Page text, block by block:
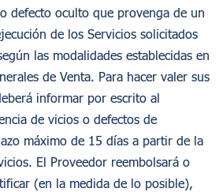
Registro
defecto oculto que provenga de un
de los Servicios solicitados
las modalidades establecidas en
de Venta. Para hacer valer sus
informar por escrito al
de vicios o defectos de
máximo de 15 días a partir de la
El Proveedor reembolsará o
(en la medida de lo posible),